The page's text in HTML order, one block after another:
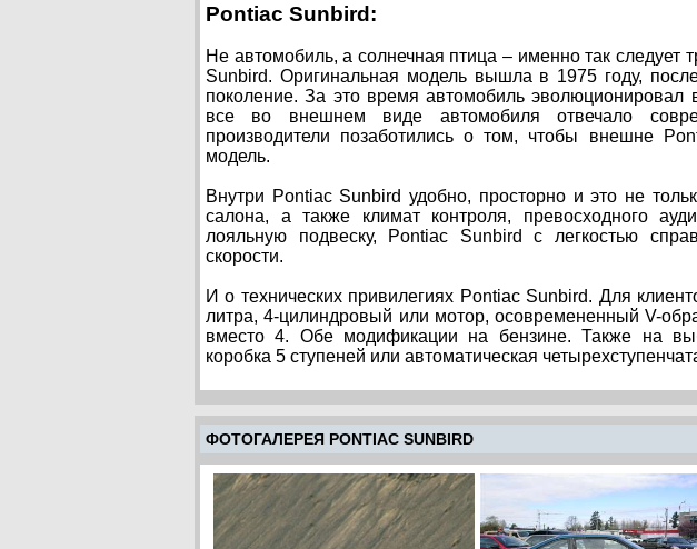
Pontiac Sunbird:
Не автомобиль, а солнечная птица – именно так следует
Sunbird. Оригинальная модель вышла в 1975 году,
поколение. За это время автомобиль эволюционировал
все во внешнем виде автомобиля отвечало
производители позаботились о том, чтобы внешне
модель.
Внутри Pontiac Sunbird удобно, просторно и это не
салона, а также климат контроля, превосходного
лояльную подвеску, Pontiac Sunbird с легкостью
скорости.
И о технических привилегиях Pontiac Sunbird. Для
литра, 4-цилиндровый или мотор, осовремененный V-
вместо 4. Обе модификации на бензине. Также на
коробка 5 ступеней или автоматическая
ФОТОГАЛЕРЕЯ PONTIAC SUNBIRD